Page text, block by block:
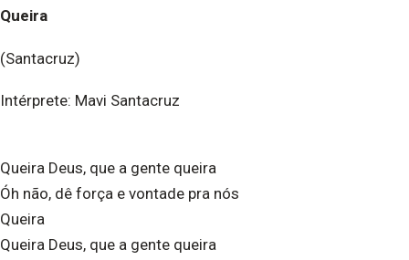
Queira
(Santacruz)
Intérprete: Mavi Santacruz
Queira Deus, que a gente queira
Óh não, dê força e vontade pra nós
Queira
Queira Deus, que a gente queira